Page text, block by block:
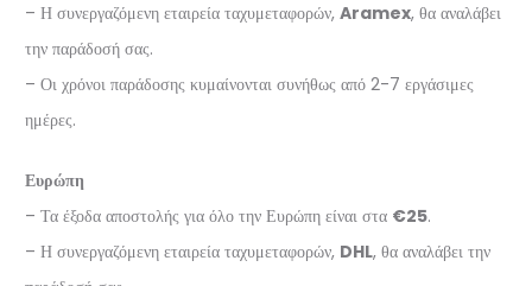
– Η συνεργαζόμενη εταιρεία ταχυμεταφορών, Aramex, θα αναλάβει
την παράδοσή σας.
– Οι χρόνοι παράδοσης κυμαίνονται συνήθως από 2-7 εργάσιμες
ημέρες.
Ευρώπη
– Τα έξοδα αποστολής για όλο την Ευρώπη είναι στα €25.
– Η συνεργαζόμενη εταιρεία ταχυμεταφορών, DHL, θα αναλάβει την